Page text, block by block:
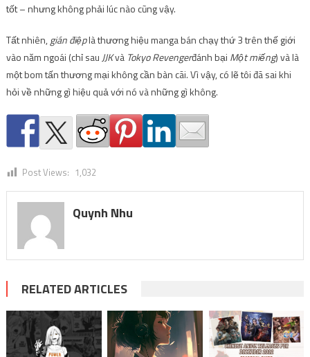
tốt – nhưng không phải lúc nào cũng vậy.
Tất nhiên,gián điệplà thương hiệu manga bán chạy thứ 3 trên thế giới
vào năm ngoái (chỉ sau JJKvà Tokyo Revengerđánh bại Một miếng) và là
một bom tấn thương mại không cần bàn cãi. Vì vậy, có lẽ tôi đã sai khi
hỏi về những gì hiệu quả với nó và những gì không.
Post Views: 1,032
Quynh Nhu
RELATED ARTICLES